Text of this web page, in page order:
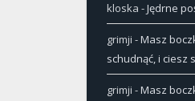
kloska -Jędrne
grimji -Masz
schudnąć, i ciesz
grimji -Masz